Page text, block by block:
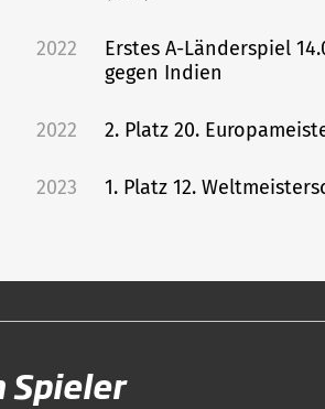
2022
Erstes A-Länderspiel
gegen Indien
2022 2. Platz 20.
2023 1. Platz 12.
Spieler